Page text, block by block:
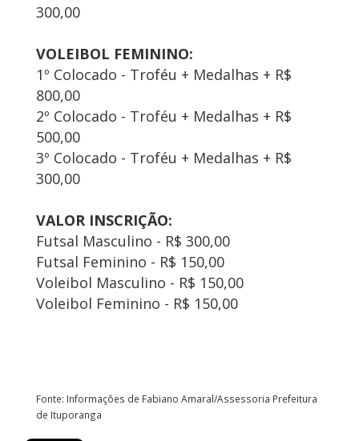
300,00
VOLEIBOL FEMININO:
1º Colocado - Troféu + Medalhas + R$
800,00
2º Colocado - Troféu + Medalhas + R$
500,00
3º Colocado - Troféu + Medalhas + R$
300,00
VALOR INSCRIÇÃO:
Futsal Masculino - R$ 300,00
Futsal Feminino - R$ 150,00
Voleibol Masculino - R$ 150,00
Voleibol Feminino - R$ 150,00
Fonte: Informações de Fabiano Amaral/Assessoria Prefeitura
de Ituporanga